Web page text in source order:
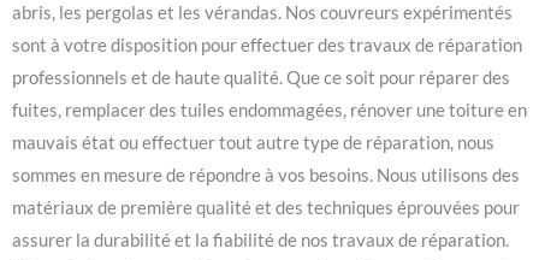
abris, les pergolas et les vérandas. Nos couvreurs expérimentés
sont à votre disposition pour effectuer des travaux de réparation
professionnels et de haute qualité. Que ce soit pour réparer des
fuites, remplacer des tuiles endommagées, rénover une toiture en
mauvais état ou effectuer tout autre type de réparation, nous
sommes en mesure de répondre à vos besoins. Nous utilisons des
matériaux de première qualité et des techniques éprouvées pour
assurer la durabilité et la fiabilité de nos travaux de réparation.